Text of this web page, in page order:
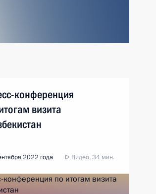
конференция
визита
2022 года Видео, 34 мин.